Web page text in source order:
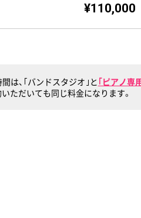
¥110,000
は、｢バンドスタジオ｣と ｢ピアノ専
ただいても同じ料金になります。